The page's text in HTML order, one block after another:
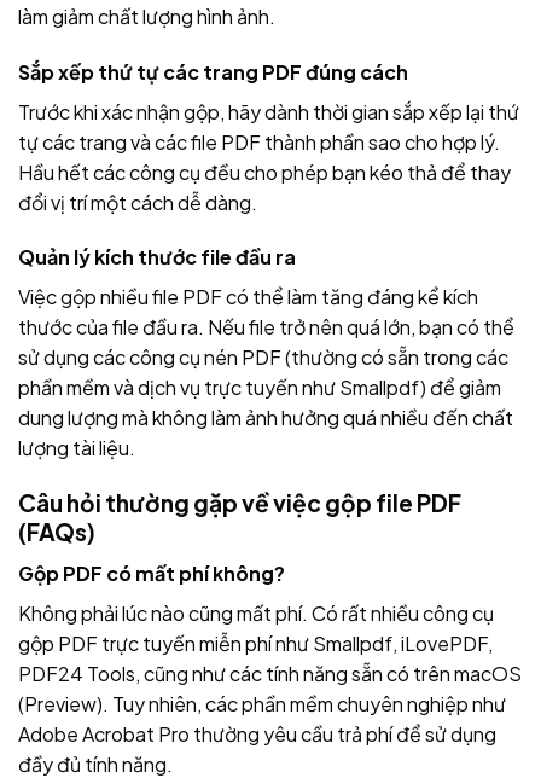
làm giảm chất lượng hình ảnh.
Sắp xếp thứ tự các trang PDF đúng cách
Trước khi xác nhận gộp, hãy dành thời gian sắp xếp lại thứ
tự các trang và các file PDF thành phần sao cho hợp lý.
Hầu hết các công cụ đều cho phép bạn kéo thả để thay
đổi vị trí một cách dễ dàng.
Quản lý kích thước file đầu ra
Việc gộp nhiều file PDF có thể làm tăng đáng kể kích
thước của file đầu ra. Nếu file trở nên quá lớn, bạn có thể
sử dụng các công cụ nén PDF (thường có sẵn trong các
phần mềm và dịch vụ trực tuyến như Smallpdf) để giảm
dung lượng mà không làm ảnh hưởng quá nhiều đến chất
lượng tài liệu.
Câu hỏi thường gặp về việc gộp file PDF
(FAQs)
Gộp PDF có mất phí không?
Không phải lúc nào cũng mất phí. Có rất nhiều công cụ
gộp PDF trực tuyến miễn phí như Smallpdf, iLovePDF,
PDF24 Tools, cũng như các tính năng sẵn có trên macOS
(Preview). Tuy nhiên, các phần mềm chuyên nghiệp như
Adobe Acrobat Pro thường yêu cầu trả phí để sử dụng
đầy đủ tính năng.